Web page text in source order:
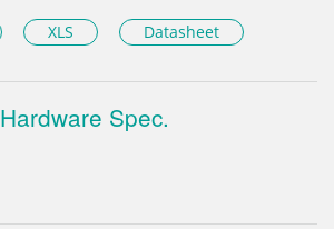
XLS Datasheet
Hardware Spec.